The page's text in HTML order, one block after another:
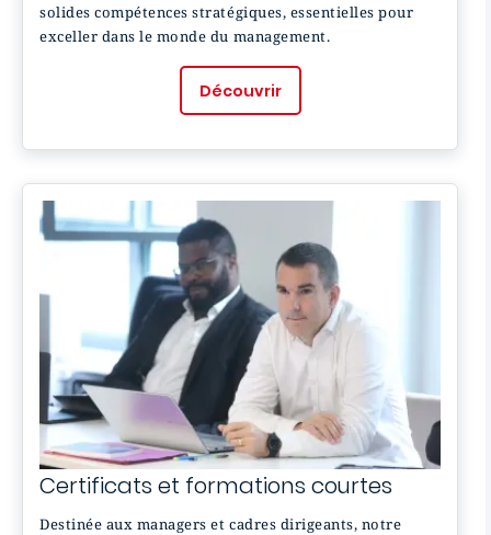
solides compétences stratégiques, essentielles pour
exceller dans le monde du management.
Découvrir
Certificats et formations courtes
Destinée aux managers et cadres dirigeants, notre